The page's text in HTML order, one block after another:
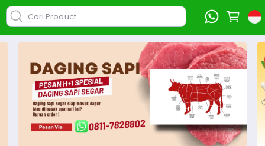
Cari Product